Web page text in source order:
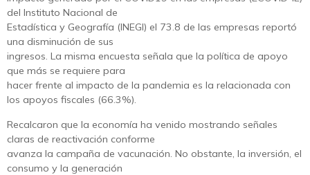
del Instituto Nacional de
Estadística y Geografía (INEGI) el 73.8 de las empresas reportó
una disminución de sus
ingresos. La misma encuesta señala que la política de apoyo
que más se requiere para
hacer frente al impacto de la pandemia es la relacionada con
los apoyos fiscales (66.3%).
Recalcaron que la economía ha venido mostrando señales
claras de reactivación conforme
avanza la campaña de vacunación. No obstante, la inversión, el
consumo y la generación